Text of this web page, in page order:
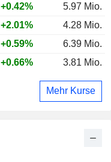
+0.42%
5.97 Mio.
+2.01%
4.28 Mio.
+0.59%
6.39 Mio.
+0.66% 3.81 Mio.
Mehr Kurse